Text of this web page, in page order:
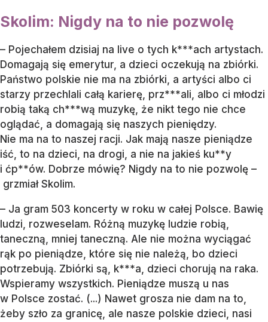
Skolim: Nigdy na to nie pozwolę
– Pojechałem dzisiaj na live o tych k***ach artystach.
Domagają się emerytur, a dzieci oczekują na zbiórki.
Państwo polskie nie ma na zbiórki, a artyści albo ci
starzy przechlali całą karierę, prz***ali, albo ci młodzi
robią taką ch***wą muzykę, że nikt tego nie chce
oglądać, a domagają się naszych pieniędzy.
Nie ma na to naszej racji. Jak mają nasze pieniądze
iść, to na dzieci, na drogi, a nie na jakieś ku**y
i ćp**ów. Dobrze mówię? Nigdy na to nie pozwolę –
grzmiał Skolim.
– Ja gram 503 koncerty w roku w całej Polsce. Bawię
ludzi, rozweselam. Różną muzykę ludzie robią,
taneczną, mniej taneczną. Ale nie można wyciągać
rąk po pieniądze, które się nie należą, bo dzieci
potrzebują. Zbiórki są, k***a, dzieci chorują na raka.
Wspieramy wszystkich. Pieniądze muszą u nas
w Polsce zostać. (...) Nawet grosza nie dam na to,
żeby szło za granicę, ale nasze polskie dzieci, nasi